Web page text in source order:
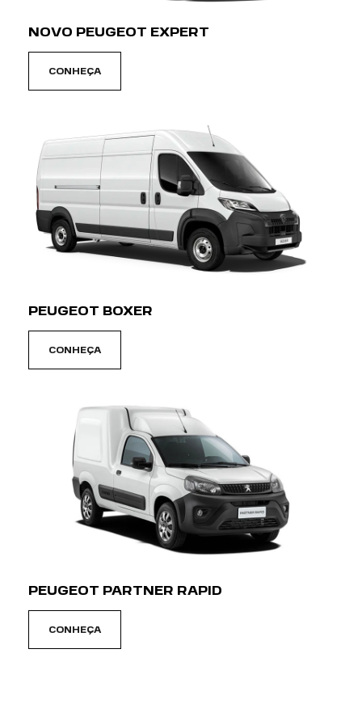
NOVO PEUGEOT EXPERT
CONHEÇA
PEUGEOT BOXER
CONHEÇA
PEUGEOT PARTNER RAPID
CONHEÇA